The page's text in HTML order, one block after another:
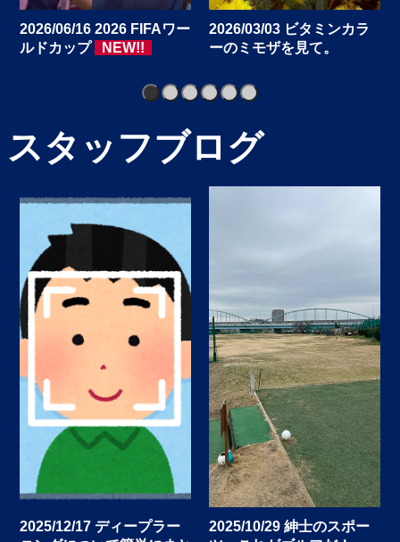
12/30(月)から1/3(金)まで年末年始休業
とさせていただきます。 何卒ご理解の
2024/07/29
誠に勝手ながら、8/13(火)から8/16(金)
まで夏季休業とさせていただきます。
何卒ご理解の程お願い申し上げます。
代表挨拶
おかげさまで、2/1(木)から24期を迎え
ました。
代表挨拶 を更新いたしました。
今後とも、株式会社ソフトブレインを
よろしくお願い申し上げます。
2026/06/16 2026 FIFAワー
ルドカップ
NEW!!
2026/03/03 ビタミンカラ
ーのミモザを見て。
スタッフブログ
2025/12/17 ディープラー
2025/10/29 紳士のスポー